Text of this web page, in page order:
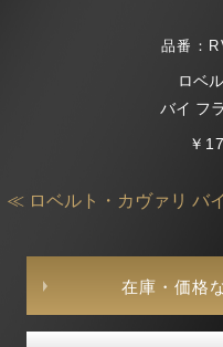
品番：
ロベ
バイ フ
￥
≪ ロベルト・カヴァリ バ
在庫・価格